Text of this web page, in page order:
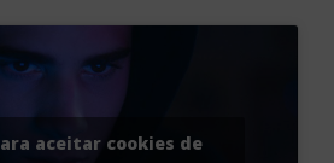
aceitar cookies de